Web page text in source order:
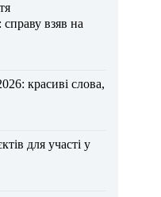
взяв на
красиві слова,
для участі у